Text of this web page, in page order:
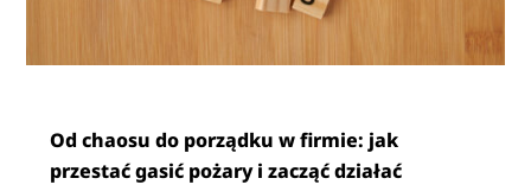
Od chaosu do porządku w firmie: jak
przestać gasić pożary i zacząć działać